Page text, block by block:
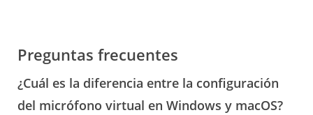
Preguntas frecuentes
¿Cuál es la diferencia entre la configuración
del micrófono virtual en Windows y macOS?